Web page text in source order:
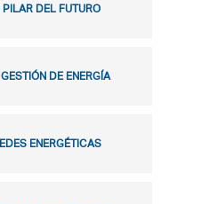
DEL FUTURO
DE ENERGÍA
ENERGÉTICAS